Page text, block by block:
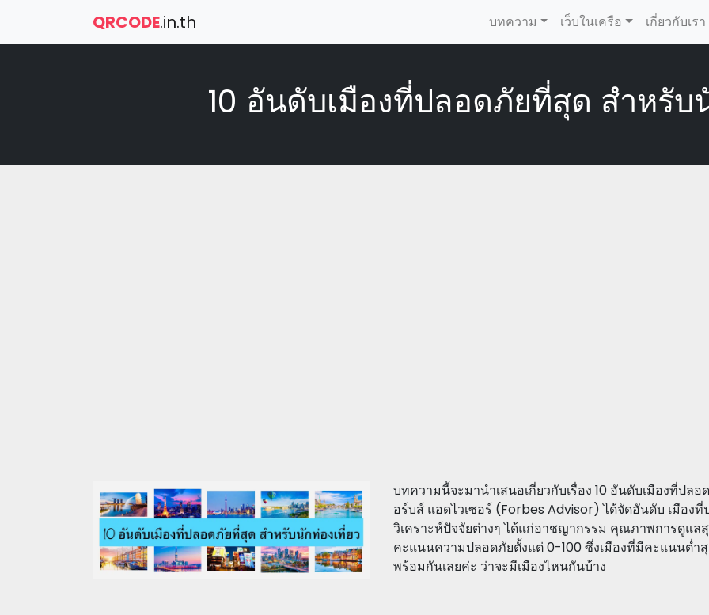
QRCODE.in.th บทความ เว็บในเครือ เกี่ยวกับเรา
10 อันดับเมืองที่ปลอดภัยที่สุด สำหรับ
บทความนี้จะมานำเสนอเกี่ยวกับเรื่อง 10 อันดับเมืองที่ป
อร์บส์ แอดไวเซอร์ (Forbes Advisor) ได้จัดอันดับ เมือง
วิเคราะห์ปัจจัยต่างๆ ได้แก่อาชญากรรม คุณภาพการดูแล
คะแนนความปลอดภัยตั้งแต่ 0-100 ซึ่งเมืองที่มีคะแนนต่ำ
พร้อมกันเลยค่ะ ว่าจะมีเมืองไหนกันบ้าง